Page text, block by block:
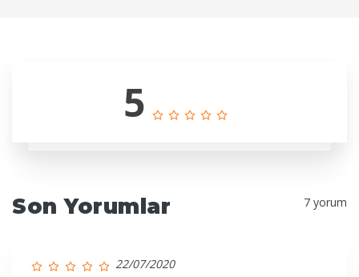
5
Son Yorumlar 7 yorum
22/07/2020